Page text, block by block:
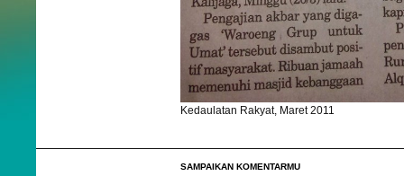
Kedaulatan Rakyat, Maret 2011
SAMPAIKAN KOMENTARMU